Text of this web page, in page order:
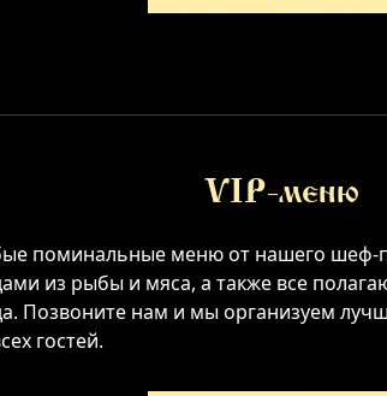
VIP-меню
поминальные меню от нашего шеф-
из рыбы и мяса, а также все
Позвоните нам и мы организуем
гостей.